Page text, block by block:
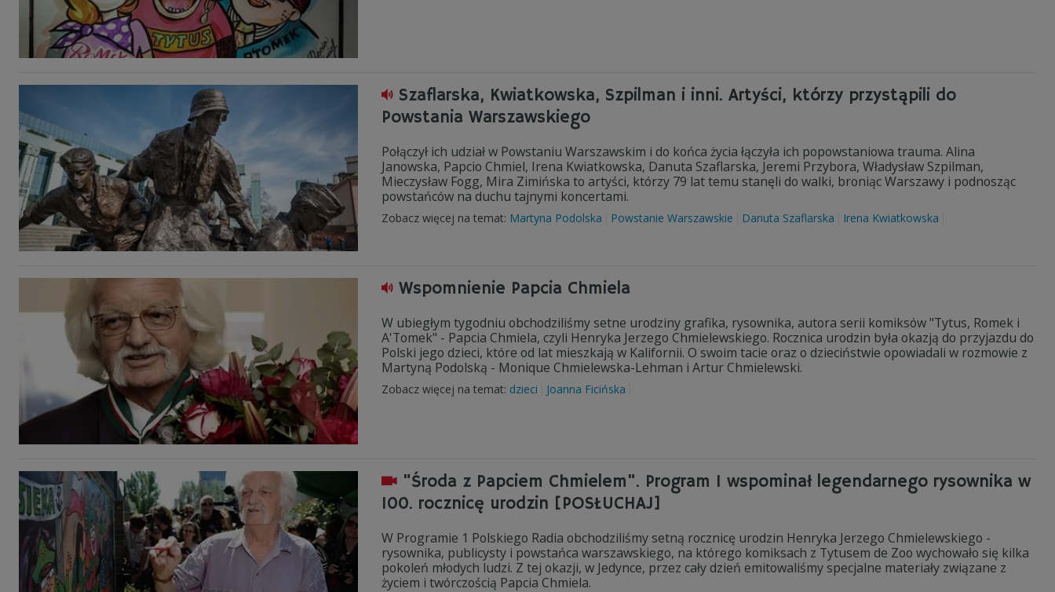
Szaflarska, Kwiatkowska, Szpilman i inni. Artyści, którzy przystąpili do
Powstania Warszawskiego
Połączył ich udział w Powstaniu Warszawskim i do końca życia łączyła ich popowstaniowa trauma. Alina
Janowska, Papcio Chmiel, Irena Kwiatkowska, Danuta Szaflarska, Jeremi Przybora, Władysław Szpilman,
Mieczysław Fogg, Mira Zimińska to artyści, którzy 79 lat temu stanęli do walki, broniąc Warszawy i podnosząc
powstańców na duchu tajnymi koncertami.
Zobacz więcej na temat: Martyna Podolska Powstanie Warszawskie Danuta Szaflarska Irena Kwiatkowska
Wspomnienie Papcia Chmiela
W ubiegłym tygodniu obchodziliśmy setne urodziny grafika, rysownika, autora serii komiksów "Tytus, Romek i
A'Tomek" - Papcia Chmiela, czyli Henryka Jerzego Chmielewskiego. Rocznica urodzin była okazją do przyjazdu do
Polski jego dzieci, które od lat mieszkają w Kalifornii. O swoim tacie oraz o dzieciństwie opowiadali w rozmowie z
Martyną Podolską - Monique Chmielewska-Lehman i Artur Chmielewski.
Zobacz więcej na temat: dzieci Joanna Ficińska
"Środa z Papciem Chmielem". Program 1 wspominał legendarnego rysownika w
100. rocznicę urodzin [POSŁUCHAJ]
W Programie 1 Polskiego Radia obchodziliśmy setną rocznicę urodzin Henryka Jerzego Chmielewskiego -
rysownika, publicysty i powstańca warszawskiego, na którego komiksach z Tytusem de Zoo wychowało się kilka
pokoleń młodych ludzi. Z tej okazji, w Jedynce, przez cały dzień emitowaliśmy specjalne materiały związane z
życiem i twórczością Papcia Chmiela.